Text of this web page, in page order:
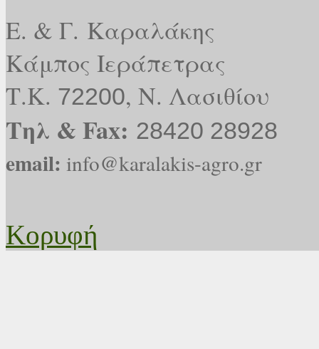
Ε. & Γ. Καραλάκης
Κάμπος Ιεράπετρας
Τ.Κ. 72200, Ν. Λασιθίου
Tηλ & Fax: 28420 28928
email: info@karalakis-agro.gr
Koρυφή